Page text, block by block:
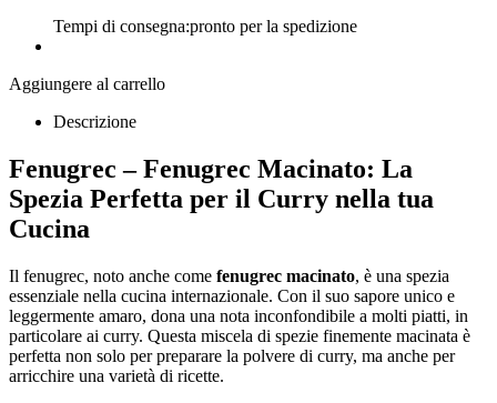
Tempi di consegna:pronto per la spedizione
Aggiungere al carrello
Descrizione
Fenugrec – Fenugrec Macinato: La
Spezia Perfetta per il Curry nella tua
Cucina
Il fenugrec, noto anche come fenugrec macinato, è una spezia
essenziale nella cucina internazionale. Con il suo sapore unico e
leggermente amaro, dona una nota inconfondibile a molti piatti, in
particolare ai curry. Questa miscela di spezie finemente macinata è
perfetta non solo per preparare la polvere di curry, ma anche per
arricchire una varietà di ricette.